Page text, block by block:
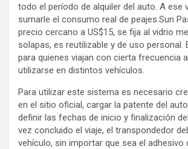
todo el período de alquiler del auto. A ese
sumarle el consumo real de peajes.Sun
precio cercano a US$15, se fija al vidrio
solapas, es reutilizable y de uso personal.
para quienes viajan con cierta frecuencia
utilizarse en distintos vehículos.
Para utilizar este sistema es necesario
en el sitio oficial, cargar la patente del
definir las fechas de inicio y finalización
vez concluido el viaje, el transpondedor
vehículo, sin importar que sea el adhesivo